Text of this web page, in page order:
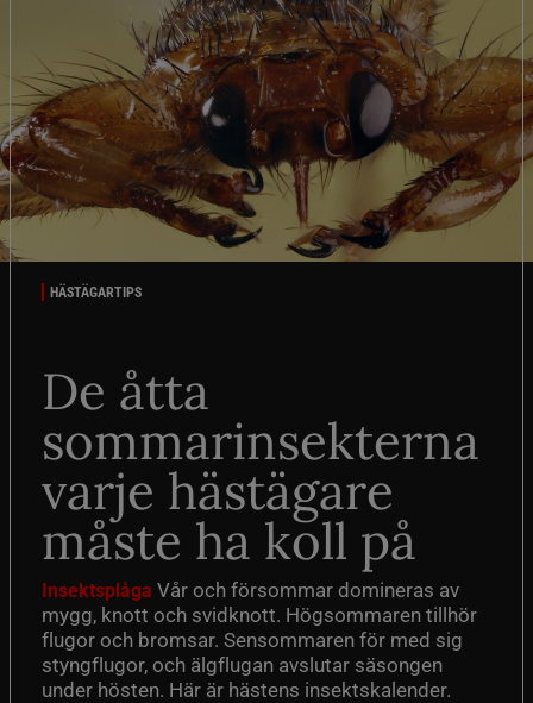
HÄSTÄGARTIPS
De åtta
sommarinsekterna
varje hästägare
måste ha koll på
Insektsplåga Vår och försommar domineras av
mygg, knott och svidknott. Högsommaren tillhör
flugor och bromsar. Sensommaren för med sig
styngflugor, och älgflugan avslutar säsongen
under hösten. Här är hästens insektskalender.